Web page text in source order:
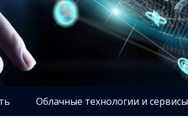
Облачные технологии и сервисы